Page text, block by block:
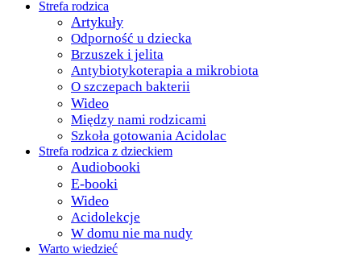
Strefa rodzica
Artykuły
Odporność u dziecka
Brzuszek i jelita
Antybiotykoterapia a mikrobiota
O szczepach bakterii
Wideo
Między nami rodzicami
Szkoła gotowania Acidolac
Strefa rodzica z dzieckiem
Audiobooki
E-booki
Wideo
Acidolekcje
W domu nie ma nudy
Warto wiedzieć